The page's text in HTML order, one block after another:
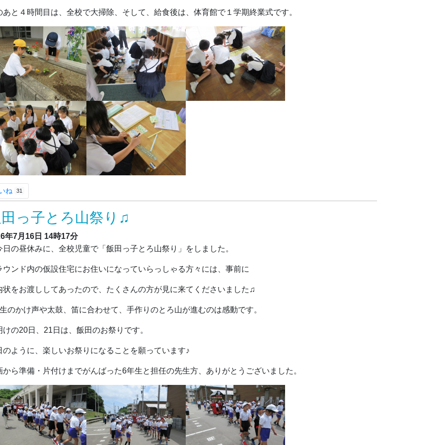
あと４時間目は、全校で大掃除、そして、給食後は、体育館で１学期終業式です。
ね 31
っ子とろ山祭り♫
年7月16日 14時17分
の昼休みに、全校児童で「飯田っ子とろ山祭り」をしました。
ウンド内の仮設住宅にお住いになっていらっしゃる方々には、事前に
状をお渡ししてあったので、たくさんの方が見に来てくださいました♫
のかけ声や太鼓、笛に合わせて、手作りのとろ山が進むのは感動です。
けの20日、21日は、飯田のお祭りです。
のように、楽しいお祭りになることを願っています♪
から準備・片付けまでがんばった6年生と担任の先生方、ありがとうございました。